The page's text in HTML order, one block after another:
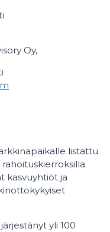
Oy,
listattu
kasvuyhtiöt ja
yli 100